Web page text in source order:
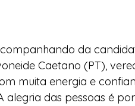
da
Caetano (PT),
muita energia e
alegria das pessoas é